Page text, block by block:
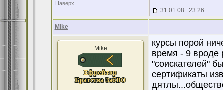
Наверх
31.01.08 : 23:26
Mike
Mike
курсы порой
время - 9 вроде
"соискателей"
сертификаты